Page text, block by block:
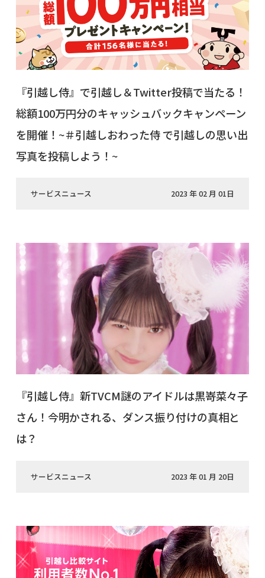
『引越し侍』で引越し＆Twitter投稿で当たる！
総額100万円分のキャッシュバックキャンペーン
を開催！~＃引越しおわった侍 で引越しの思い出
写真を投稿しよう！~
サービスニュース 2023 年 02 月 01日
『引越し侍』新TVCM謎のアイドルは黒嵜菜々子
さん！今明かされる、ダンス振り付けの真相と
は？
サービスニュース 2023 年 01 月 20日